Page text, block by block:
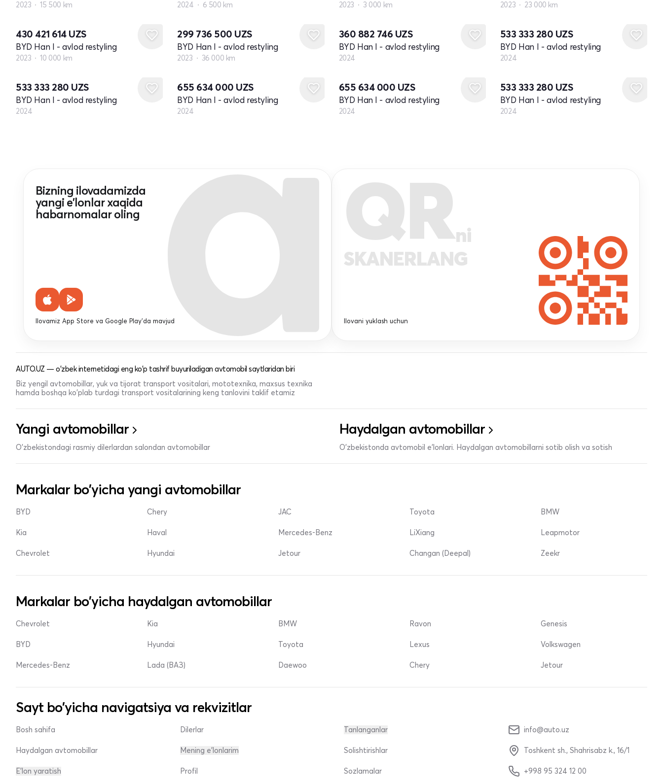
2023 15 500 km 2024 6 500 km 2023 3 000 km 2023 23 000 km
430 421 614 UZS
BYD Han I - avlod restyling
2023 10 000 km
299 736 500 UZS
BYD Han I - avlod restyling
2023 36 000 km
360 882 746 UZS
BYD Han I - avlod restyling
2024
533 333 280 UZS
BYD Han I - avlod restyling
2024
533 333 280 UZS
BYD Han I - avlod restyling
2024
655 634 000 UZS
BYD Han I - avlod restyling
2024
655 634 000 UZS
BYD Han I - avlod restyling
2024
533 333 280 UZS
BYD Han I - avlod restyling
2024
Bizning ilovadamizda
yangi e'lonlar xaqida
habarnomalar oling
Ilovamiz App Store va Google Play'da mavjud
QRni
SKANERLANG
Ilovani yuklash uchun
AUTO.UZ — o'zbek internetidagi eng ko'p tashrif buyuriladigan avtomobil saytlaridan biri
Biz yengil avtomobillar, yuk va tijorat transport vositalari, mototexnika, maxsus texnika
hamda boshqa ko'plab turdagi transport vositalarining keng tanlovini taklif etamiz
Yangi avtomobillar
O'zbekistondagi rasmiy dilerlardan salondan avtomobillar
Haydalgan avtomobillar
O'zbekistonda avtomobil e’lonlari. Haydalgan avtomobillarni sotib olish va sotish
Markalar bo'yicha yangi avtomobillar
BYD
Kia
Chevrolet
Chery
Haval
Hyundai
JAC
Mercedes-Benz
Jetour
Toyota
LiXiang
Changan (Deepal)
BMW
Leapmotor
Zeekr
Markalar bo'yicha haydalgan avtomobillar
Chevrolet
BYD
Mercedes-Benz
Kia
Hyundai
Lada (ВАЗ)
BMW
Toyota
Daewoo
Ravon
Lexus
Chery
Genesis
Volkswagen
Jetour
Sayt bo'yicha navigatsiya va rekvizitlar
Bosh sahifa
Haydalgan avtomobillar
E'lon yaratish
Dilerlar
Mening e'lonlarim
Profil
Tanlanganlar
Solishtirishlar
Sozlamalar
info@auto.uz
Toshkent sh., Shahrisabz k., 16/1
+998 95 324 12 00